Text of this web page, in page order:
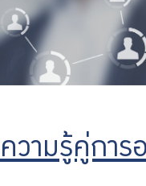
เกี่ยวกับ กบข.
บริการสมาชิก
ลงทุน
รายงานผลการดำเนินงาน
ความรู้คู่การ